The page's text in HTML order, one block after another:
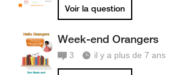
Voir la question
Week-end Orangers
3 il y a plus de 7 ans